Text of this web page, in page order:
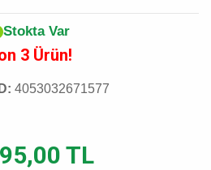
Stokta Var
3 Ürün!
4053032671577
TL